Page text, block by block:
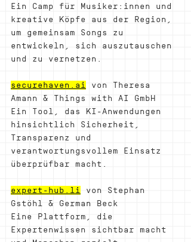
Ein Camp für Musiker:innen und
kreative Köpfe aus der Region,
um gemeinsam Songs zu
entwickeln, sich auszutauschen
und zu vernetzen.
securehaven.ai
von Theresa
Amann & Things with AI GmbH
Ein Tool, das KI-Anwendungen
hinsichtlich Sicherheit,
Transparenz und
verantwortungsvollem Einsatz
überprüfbar macht.
expert-hub.li
von Stephan
Gstöhl & German Beck
Eine Plattform, die
Expertenwissen sichtbar macht